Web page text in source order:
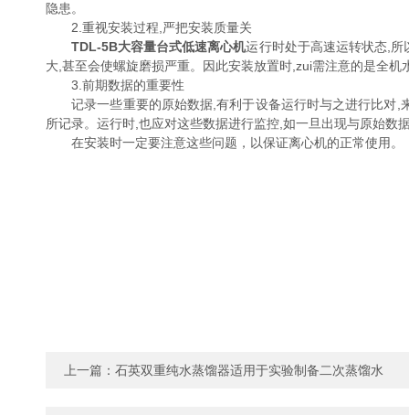
隐患。
2.重视安装过程,严把安装质量关
TDL-5B大容量台式低速离心机运行时处于高速运转状态,所
大,甚至会使螺旋磨损严重。因此安装放置时,zui需注意的是全机
3.前期数据的重要性
记录一些重要的原始数据,有利于设备运行时与之进行比对,来
所记录。运行时,也应对这些数据进行监控,如一旦出现与原始
在安装时一定要注意这些问题，以保证离心机的正常使用。
上一篇： 石英双重纯水蒸馏器适用于实验制备二次蒸馏水